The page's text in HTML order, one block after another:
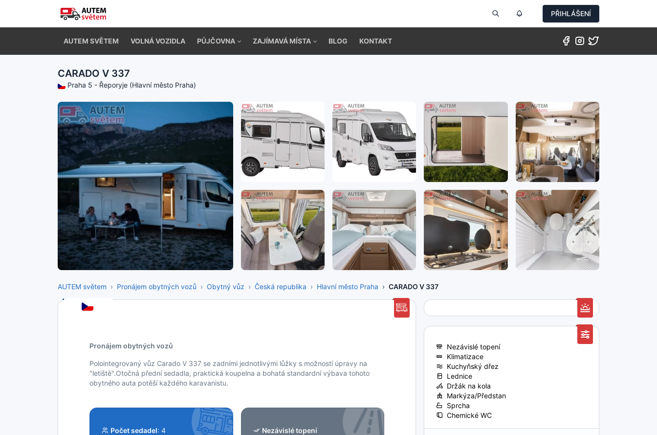
PŘIHLÁŠENÍ
AUTEM SVĚTEM VOLNÁ VOZIDLA PŮJČOVNA ZAJÍMAVÁ MÍSTA BLOG KONTAKT
CARADO V 337
Praha 5 - Řeporyje (Hlavní město Praha)
AUTEM světem Pronájem obytných vozů Obytný vůz Česká republika Hlavní město Praha CARADO V 337
Pronájem obytných vozů
Polointegrovaný vůz Carado V 337 se zadními jednotlivými lůžky s možností úpravy na
"letiště".Otočná přední sedadla, praktická koupelna a bohatá standardní výbava tohoto
obytného auta potěší každého karavanistu.
Počet sedadel: 4
Nezávislé topení
Nezávislé topení
Klimatizace
Kuchyňský dřez
Lednice
Držák na kola
Markýza/Předstan
Sprcha
Chemické WC